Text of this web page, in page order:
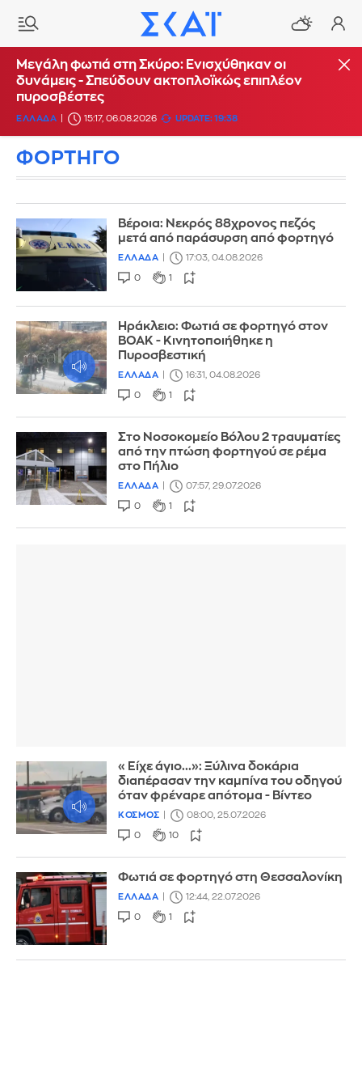
Μεγάλη φωτιά στη Σκύρο: Ενισχύθηκαν οι
δυνάμεις - Σπεύδουν ακτοπλοϊκώς επιπλέον
πυροσβέστες
ΕΛΛΑΔΑ 15:17, 06.08.2026 UPDATE: 19:38
ΦΟΡΤΗΓΟ
Βέροια: Νεκρός 88χρονος πεζός
μετά από παράσυρση από φορτηγό
ΕΛΛΑΔΑ 17:03, 04.08.2026
0 1
Ηράκλειο: Φωτιά σε φορτηγό στον
ΒΟΑΚ - Κινητοποιήθηκε η
Πυροσβεστική
ΕΛΛΑΔΑ 16:31, 04.08.2026
0 1
Στο Νοσοκομείο Βόλου 2 τραυματίες
από την πτώση φορτηγού σε ρέμα
στο Πήλιο
ΕΛΛΑΔΑ 07:57, 29.07.2026
0 1
«Είχε άγιο...»: Ξύλινα δοκάρια
διαπέρασαν την καμπίνα του οδηγού
όταν φρέναρε απότομα - Βίντεο
ΚΟΣΜΟΣ 08:00, 25.07.2026
0 10
Φωτιά σε φορτηγό στη Θεσσαλονίκη
ΕΛΛΑΔΑ 12:44, 22.07.2026
0 1